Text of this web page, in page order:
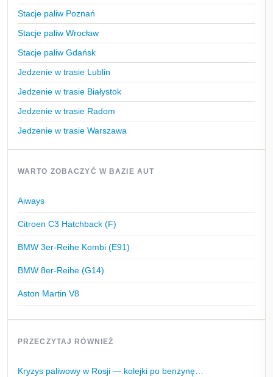
Stacje paliw Poznań
Stacje paliw Wrocław
Stacje paliw Gdańsk
Jedzenie w trasie Lublin
Jedzenie w trasie Białystok
Jedzenie w trasie Radom
Jedzenie w trasie Warszawa
WARTO ZOBACZYĆ W BAZIE AUT
Aiways
Citroen C3 Hatchback (F)
BMW 3er-Reihe Kombi (E91)
BMW 8er-Reihe (G14)
Aston Martin V8
PRZECZYTAJ RÓWNIEŻ
Kryzys paliwowy w Rosji — kolejki po benzynę…